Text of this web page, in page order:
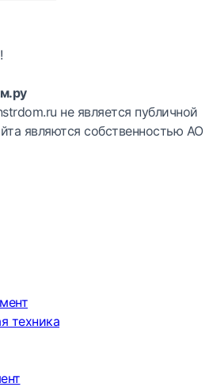
не является публичной
являются собственностью АО
техника